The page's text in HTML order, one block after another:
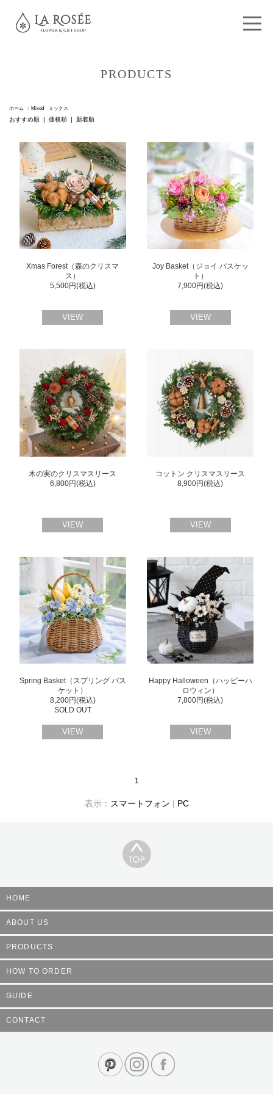
PRODUCTS
ホーム > Mixed ミックス
おすすめ順 | 価格順 | 新着順
Xmas Forest（森のクリスマ
ス）
5,500円(税込)
VIEW
Joy Basket（ジョイ バスケッ
ト）
7,900円(税込)
VIEW
木の実のクリスマスリース
6,800円(税込)
VIEW
コットン クリスマスリース
8,900円(税込)
VIEW
Spring Basket（スプリング バス
ケット）
8,200円(税込)
SOLD OUT
VIEW
Happy Halloween（ハッピーハ
ロウィン）
7,800円(税込)
VIEW
1
表示： スマートフォン | PC
HOME
ABOUT US
PRODUCTS
HOW TO ORDER
GUIDE
CONTACT